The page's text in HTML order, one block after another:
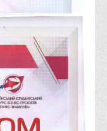
мистецької роботи